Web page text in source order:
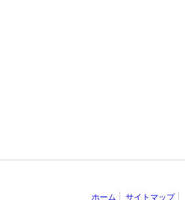
ホーム サイトマップ